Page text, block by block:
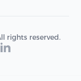
rights reserved.